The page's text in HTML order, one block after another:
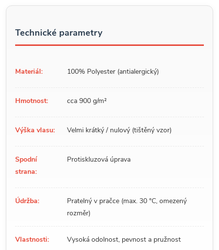
Technické parametry
Materiál: 100% Polyester (antialergický)
Hmotnost: cca 900 g/m²
Výška vlasu: Velmi krátký / nulový (tištěný vzor)
Spodní
strana:
Protiskluzová úprava
Údržba:
Pratelný v pračce (max. 30 °C, omezený
rozměr)
Vlastnosti: Vysoká odolnost, pevnost a pružnost